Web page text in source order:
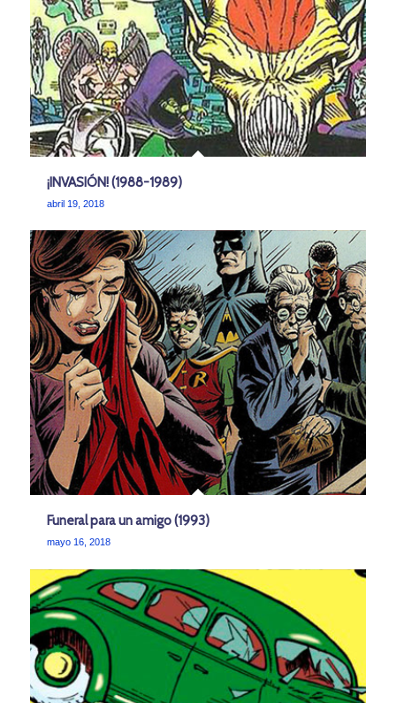
¡INVASIÓN! (1988-1989)
abril 19, 2018
Funeral para un amigo (1993)
mayo 16, 2018